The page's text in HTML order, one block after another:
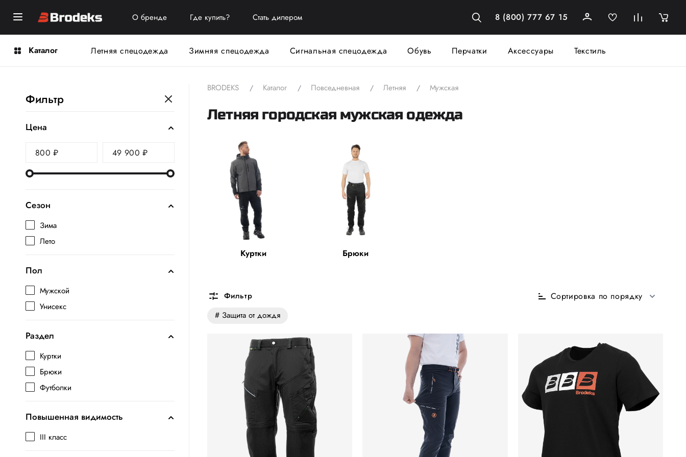
О бренде Где купить? Стать дилером 8 (800) 777 67 15
Каталог Летняя спецодежда Зимняя спецодежда Сигнальная спецодежда Обувь Перчатки Аксессуары Текстиль
Фильтр
Цена
Сезон
Зима
Лето
Пол
Мужской
Унисекс
Раздел
Куртки
Брюки
Футболки
Повышенная видимость
III класс
BRODEKS Каталог Повседневная Летняя Мужская
Летняя городская мужская одежда
Куртки Брюки
Фильтр
# Защита от дождя
Сортировка по порядку